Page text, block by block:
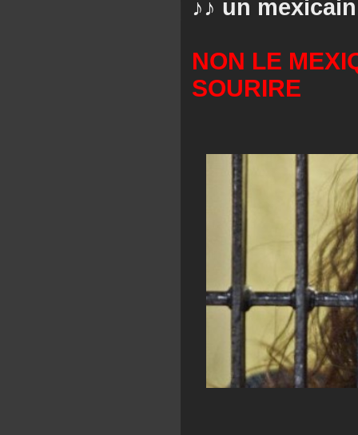
♪♪ un
NON LE
SOURIRE